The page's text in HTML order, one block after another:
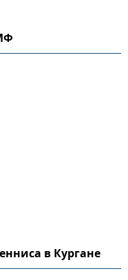
в Кургане